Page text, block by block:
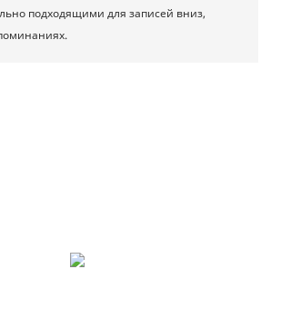
подходящими для записей вниз,